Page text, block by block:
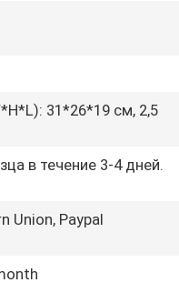
31*26*19 см, 2,5
в течение 3-4 дней.
Union, Paypal